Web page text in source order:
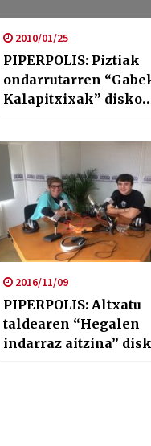
2010/01/25
PIPERPOLIS: Piztiak
ondarrutarren
Kalapitxixak” disko
2016/11/09
PIPERPOLIS: Altxatu
taldearen “Hegalen
indarraz aitzina”